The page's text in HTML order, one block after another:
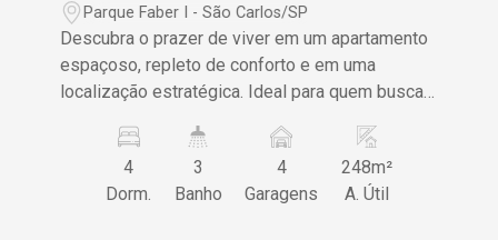
Parque Faber I - São Carlos/SP
Descubra o prazer de viver em um apartamento
espaçoso, repleto de conforto e em uma
localização estratégica. Ideal para quem busca
conveniência de estar bem localizado.
Características do Imóvel • 4 suítes espaçosas
proporcionando privacidade e conforto • Sala
4
Dorm.
3
Banho
4
Garagens
248m²
A. Útil